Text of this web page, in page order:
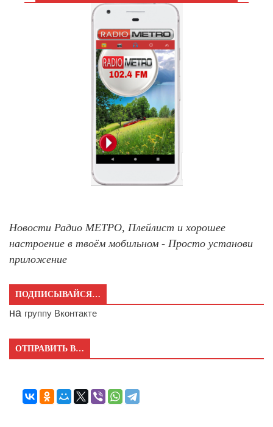
Новости Радио МЕТРО, Плейлист и хорошее
настроение в твоём мобильном - Просто установи
приложение
ПОДПИСЫВАЙСЯ…
на группу Вконтакте
ОТПРАВИТЬ В…